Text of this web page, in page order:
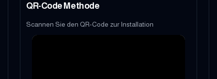
QR-Code Methode
Scannen Sie den QR-Code zur Installation